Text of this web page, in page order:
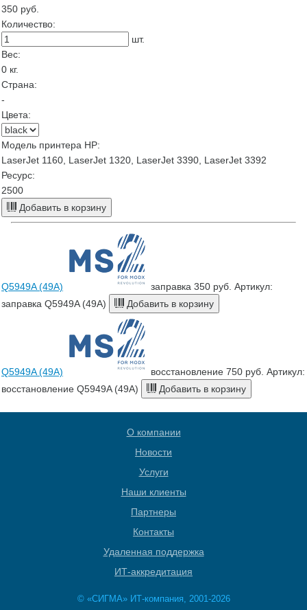
350 руб.
Количество:
шт.
Вес:
0 кг.
Страна:
-
Цвета:
Модель принтера HP:
LaserJet 1160, LaserJet 1320, LaserJet 3390, LaserJet 3392
Ресурс:
2500
Добавить в корзину
Q5949A (49A) заправка 350 руб. Артикул:
заправка Q5949A (49A)
Добавить в корзину
Q5949A (49A) восстановление 750 руб. Артикул:
восстановление Q5949A (49A)
Добавить в корзину
О компании
Новости
Услуги
Наши клиенты
Партнеры
Контакты
Удаленная поддержка
ИТ-аккредитация
© «СИГМА» ИТ-компания, 2001-2026